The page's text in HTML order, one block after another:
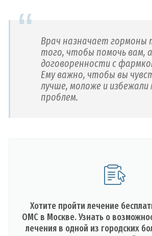
Врач назначает гормоны
того, чтобы помочь вам,
договоренности с
Ему важно, чтобы вы
лучше, моложе и избежали
проблем.
Хотите пройти лечение
ОМС в Москве. Узнать о
лечения в одной из городских